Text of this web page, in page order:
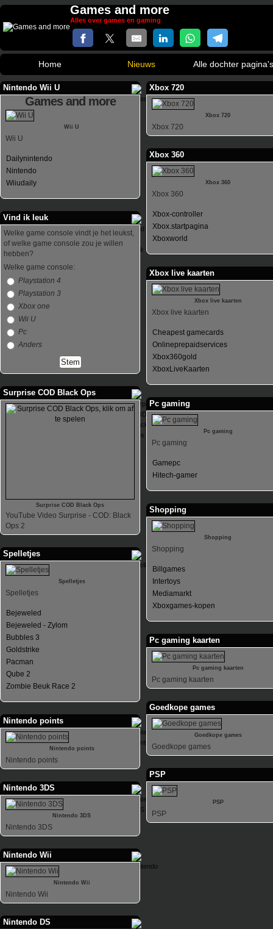
Games and more
Alles over games en gaming
Home Nieuws Alle dochter pagina's
Nintendo Wii U
Games and more
Wii U
Wii U
Dailynintendo
Nintendo
Wiiudaily
Vind ik leuk
Welke game console vindt je het leukst,
of welke game console zou je willen
hebben?
Welke game console:
Playstation 4
Playstation 3
Xbox one
Wii U
Pc
Anders
Surprise COD Black Ops
Surprise COD Black Ops
YouTube Video Surprise - COD: Black
Ops 2
Spelletjes
Spelletjes
Spelletjes
Bejeweled
Bejeweled - Zylom
Bubbles 3
Goldstrike
Pacman
Qube 2
Zombie Beuk Race 2
Nintendo points
Nintendo points
Nintendo points
Nintendo 3DS
Nintendo 3DS
Nintendo 3DS
Nintendo Wii
Nintendo Wii
Nintendo Wii
Nintendo DS
Xbox 720
Xbox 720
Xbox 720
Xbox 360
Xbox 360
Xbox 360
Xbox-controller
Xbox.startpagina
Xboxworld
Xbox live kaarten
Xbox live kaarten
Xbox live kaarten
Cheapest gamecards
Onlineprepaidservices
Xbox360gold
XboxLiveKaarten
Pc gaming
Pc gaming
Pc gaming
Gamepc
Hitech-gamer
Shopping
Shopping
Shopping
Billgames
Intertoys
Mediamarkt
Xboxgames-kopen
Pc gaming kaarten
Pc gaming kaarten
Pc gaming kaarten
Goedkope games
Goedkope games
Goedkope games
PSP
PSP
PSP